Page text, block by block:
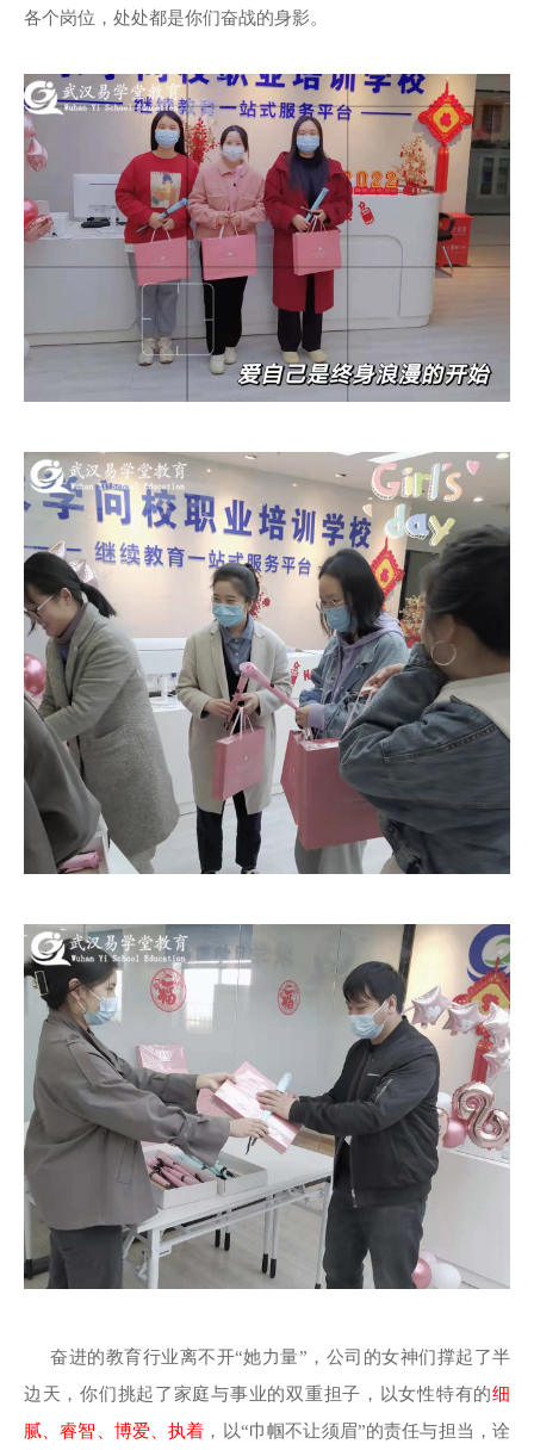
各个岗位，处处都是你们奋战的身影。
奋进的教育行业离不开“她力量”，公司的女神们撑起了半
边天，你们挑起了家庭与事业的双重担子，以女性特有的细
腻、睿智、博爱、执着 ，以“巾帼不让须眉”的责任与担当，诠